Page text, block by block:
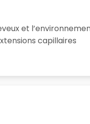
et
capillaires